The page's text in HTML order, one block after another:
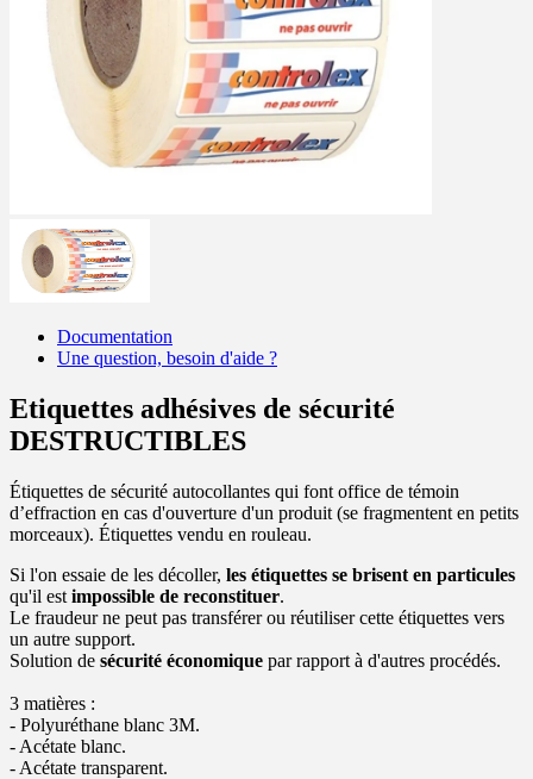
Documentation
Une question, besoin d'aide ?
Etiquettes adhésives de sécurité
DESTRUCTIBLES
Étiquettes de sécurité autocollantes qui font office de témoin
d’effraction en cas d'ouverture d'un produit (se fragmentent en petits
morceaux). Étiquettes vendu en rouleau.
Si l'on essaie de les décoller, les étiquettes se brisent en particules
qu'il est impossible de reconstituer.
Le fraudeur ne peut pas transférer ou réutiliser cette étiquettes vers
un autre support.
Solution de sécurité économique par rapport à d'autres procédés.
3 matières :
- Polyuréthane blanc 3M.
- Acétate blanc.
- Acétate transparent.